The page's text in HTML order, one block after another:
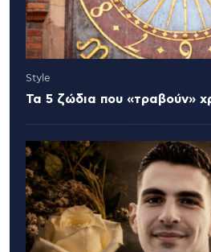
Style
Τα 5 ζώδια που «τραβούν»